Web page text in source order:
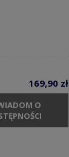
169,90 zł
O